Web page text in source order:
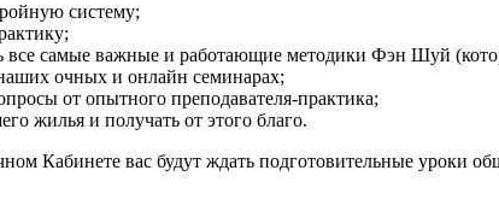
систему;
все самые важные и работающие методики Фэн Шуй
очных и онлайн семинарах;
от опытного преподавателя-практика;
жилья и получать от этого благо.
Кабинете вас будут ждать подготовительные уроки